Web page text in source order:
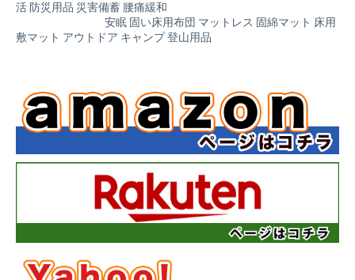
活 防災用品 災害備蓄 腰痛緩和
安眠 固い床用布団 マットレス 固綿マット 床用
敷マット アウトドア キャンプ 登山用品